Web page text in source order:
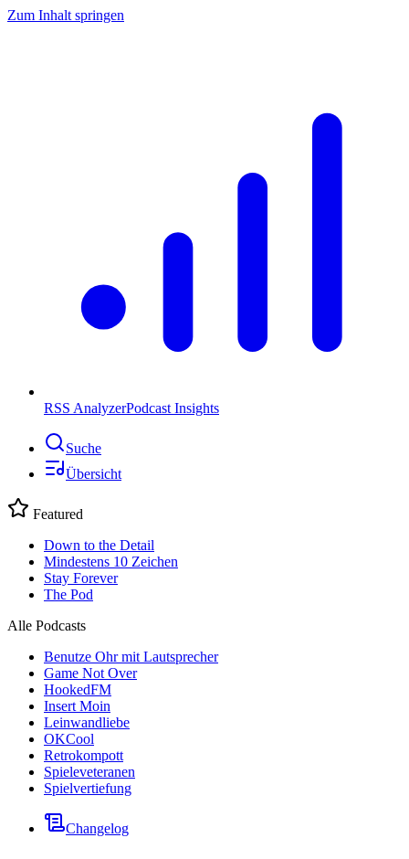
Zum Inhalt springen
RSS AnalyzerPodcast Insights
Suche
Übersicht
Featured
Down to the Detail
Mindestens 10 Zeichen
Stay Forever
The Pod
Alle Podcasts
Benutze Ohr mit Lautsprecher
Game Not Over
HookedFM
Insert Moin
Leinwandliebe
OKCool
Retrokompott
Spieleveteranen
Spielvertiefung
Changelog